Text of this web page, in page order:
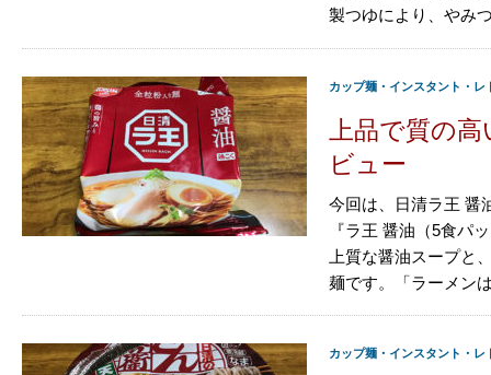
製つゆにより、やみ
カップ麺・インスタント・レ
上品で質の
ビュー
今回は、日清ラ王 醤
『ラ王 醤油（5食パ
上質な醤油スープと
麺です。「ラーメン
カップ麺・インスタント・レ